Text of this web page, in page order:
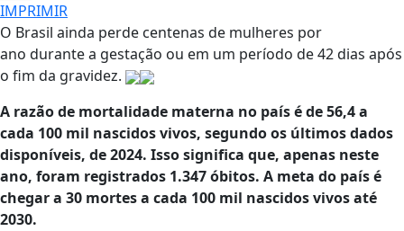
IMPRIMIR
O Brasil ainda perde centenas de mulheres por
ano durante a gestação ou em um período de 42 dias após
o fim da gravidez.
A razão de mortalidade materna no país é de 56,4 a
cada 100 mil nascidos vivos, segundo os últimos dados
disponíveis, de 2024. Isso significa que, apenas neste
ano, foram registrados 1.347 óbitos. A meta do país é
chegar a 30 mortes a cada 100 mil nascidos vivos até
2030.